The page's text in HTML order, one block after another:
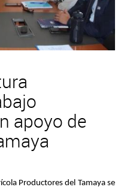
apoyo de
Productores del Tamaya se